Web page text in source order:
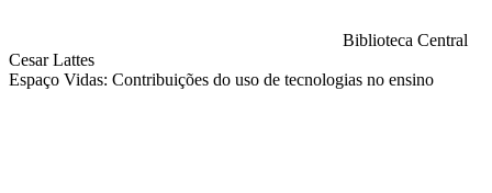
Biblioteca Central
Cesar Lattes
Espaço Vidas: Contribuições do uso de tecnologias no ensino